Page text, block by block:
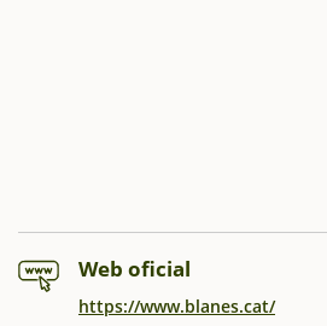
Web oficial
https://www.blanes.cat/